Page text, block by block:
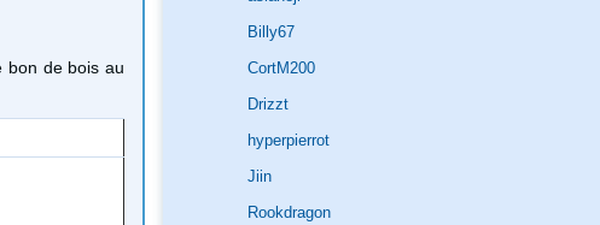
Billy67
CortM200
Drizzt
hyperpierrot
Jiin
Rookdragon
bon de bois au